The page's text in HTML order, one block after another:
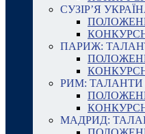
СУЗІР’Я
ПАРИЖ:
РИМ:
МАДРИД: